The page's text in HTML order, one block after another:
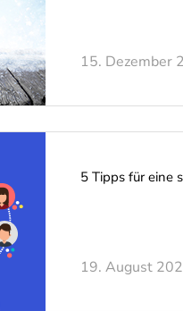
15. Dezember
5 Tipps für eine
19. August